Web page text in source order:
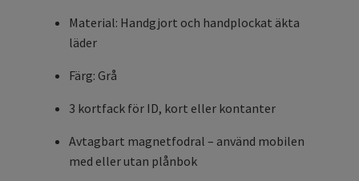
Material: Handgjort och handplockat äkta
läder
Färg: Grå
3 kortfack för ID, kort eller kontanter
Avtagbart magnetfodral – använd mobilen
med eller utan plånbok